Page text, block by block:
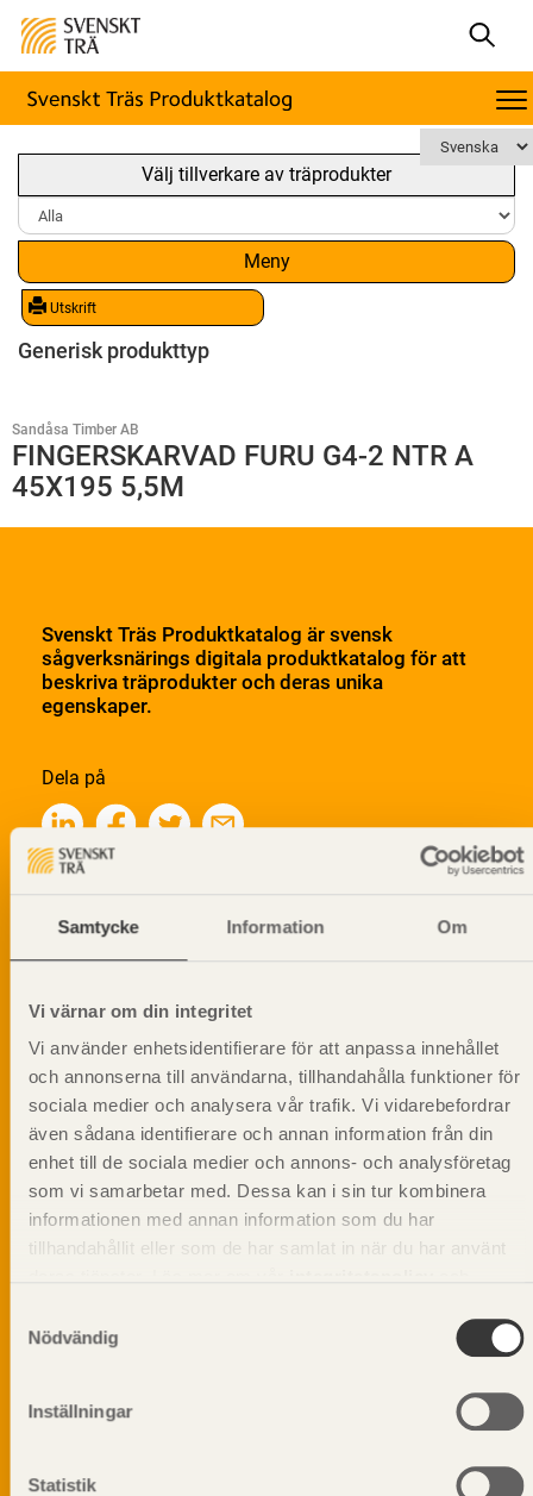
Samtycke Information Om
Vi värnar om din integritet
Vi använder enhetsidentifierare för att anpassa innehållet
och annonserna till användarna, tillhandahålla funktioner för
sociala medier och analysera vår trafik. Vi vidarebefordrar
även sådana identifierare och annan information från din
enhet till de sociala medier och annons- och analysföretag
som vi samarbetar med. Dessa kan i sin tur kombinera
informationen med annan information som du har
tillhandahållit eller som de har samlat in när du har använt
Nödvändig
Inställningar
Statistik
Välj tillverkare av träprodukter
Meny
Utskrift
Generisk produkttyp
Sandåsa Timber AB
FINGERSKARVAD FURU G4-2 NTR A
45X195 5,5M
Svenskt Träs Produktkatalog är svensk
sågverksnärings digitala produktkatalog för att
beskriva träprodukter och deras unika
egenskaper.
Dela på
Prenumerera på Svenskt Träs
informationsutskick!
Vi värnar om personlig integritet vilket innebär att dina
Läs vårintegritetspolicy.